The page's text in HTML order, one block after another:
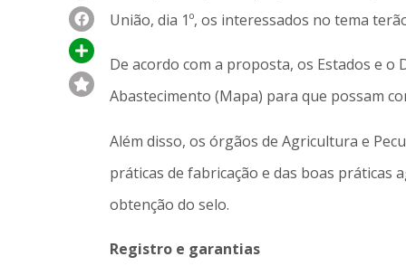
União, dia 1º, os interessados no tema
De acordo com a proposta, os Estados e
Abastecimento (Mapa) para que possam
Além disso, os órgãos de Agricultura e
práticas de fabricação e das boas práticas
obtenção do selo.
Registro e garantias